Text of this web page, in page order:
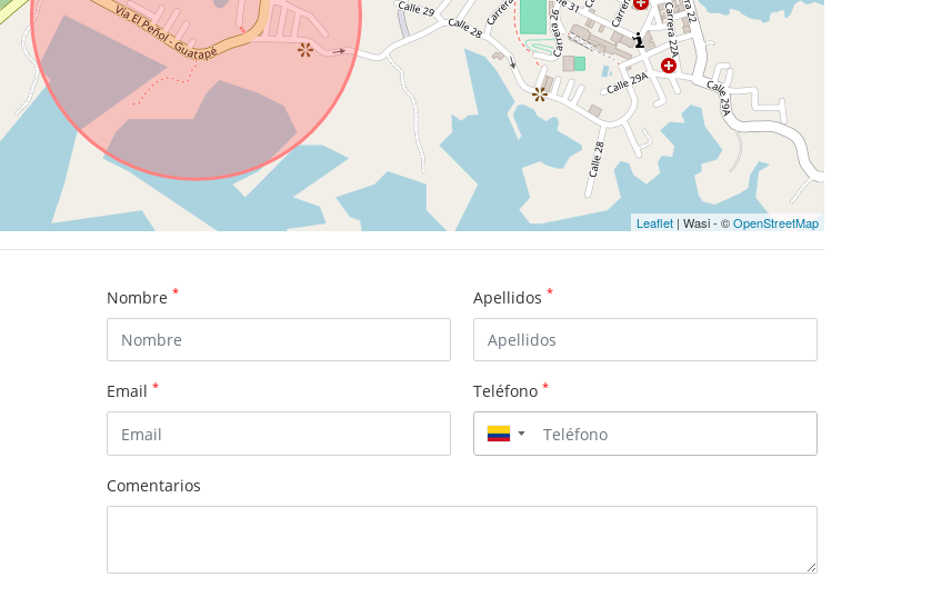
Leaflet | Wasi - ©OpenStreetMap
Nombre * Apellidos *
Email * Teléfono *
▼
Comentarios